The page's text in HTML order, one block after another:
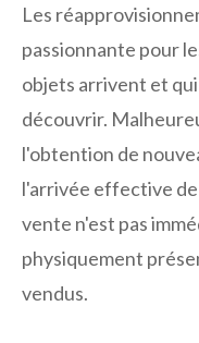
Les
passionnante pour
objets arrivent et
découvrir.
l'obtention de
l'arrivée effective de
vente n'est pas
physiquement
vendus.